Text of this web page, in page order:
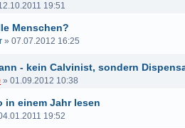
19:51
Menschen?
» 07.07.2012 16:25
- kein Calvinist, sondern
» 01.09.2012 10:38
in einem Jahr lesen
19:52